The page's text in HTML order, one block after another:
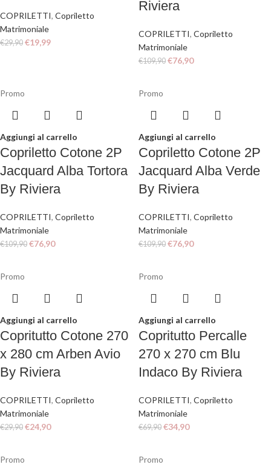
COPRILETTI, Copriletto
Matrimoniale
€29,90 €19,99
Riviera
COPRILETTI, Copriletto
Matrimoniale
€109,90 €76,90
Promo
Aggiungi al carrello
Copriletto Cotone 2P
Jacquard Alba Tortora
By Riviera
COPRILETTI, Copriletto
Matrimoniale
€109,90 €76,90
Promo
Aggiungi al carrello
Copriletto Cotone 2P
Jacquard Alba Verde
By Riviera
COPRILETTI, Copriletto
Matrimoniale
€109,90 €76,90
Promo
Aggiungi al carrello
Copritutto Cotone 270
x 280 cm Arben Avio
By Riviera
COPRILETTI, Copriletto
Matrimoniale
€29,90 €24,90
Promo
Aggiungi al carrello
Copritutto Percalle
270 x 270 cm Blu
Indaco By Riviera
COPRILETTI, Copriletto
Matrimoniale
€69,90 €34,90
Promo Promo